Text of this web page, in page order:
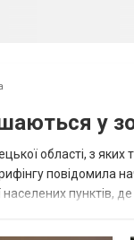
у
області, з
повідомила
населених пунктів,